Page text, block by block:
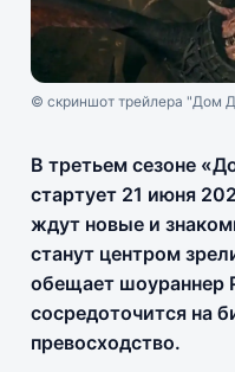
© скриншот трейлера "Дом
В третьем сезоне
стартует 21 июня
ждут новые и
станут центром
обещает шоураннер
сосредоточится на
превосходство.